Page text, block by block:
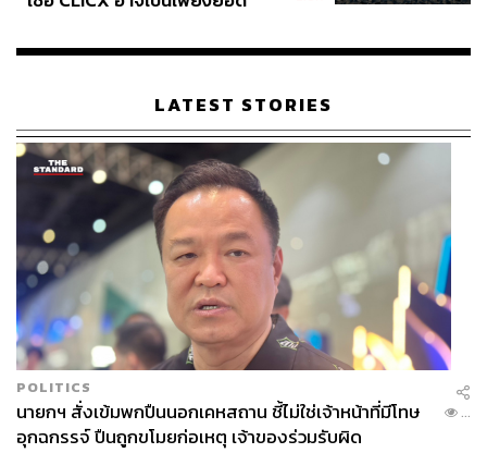
เรือนไทยที่ถูกซุกไว้
LATEST STORIES
POLITICS
นายกฯ สั่งเข้มพกปืนนอกเคหสถาน ชี้ไม่ใช่เจ้าหน้าที่มีโทษ
อุกฉกรรจ์ ปืนถูกขโมยก่อเหตุ เจ้าของร่วมรับผิด
...